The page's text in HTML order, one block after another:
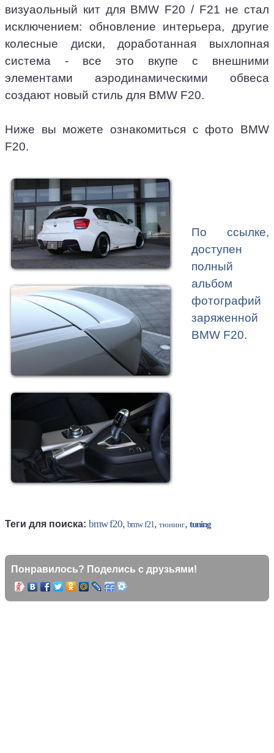
визуаольный кит для BMW F20 / F21 не стал
исключением: обновление интерьера, другие
колесные диски, доработанная выхлопная
система - все это вкупе с внешними
элементами аэродинамическими обвеса
создают новый стиль для BMW F20.
Ниже вы можете ознакомиться с фото BMW
F20.
По ссылке,
доступен
полный
альбом
фотографий
заряженной
BMW F20.
Теги для поиска: bmw f20, bmw f21, тюнинг, tuning
Понравилось? Поделись с друзьями!